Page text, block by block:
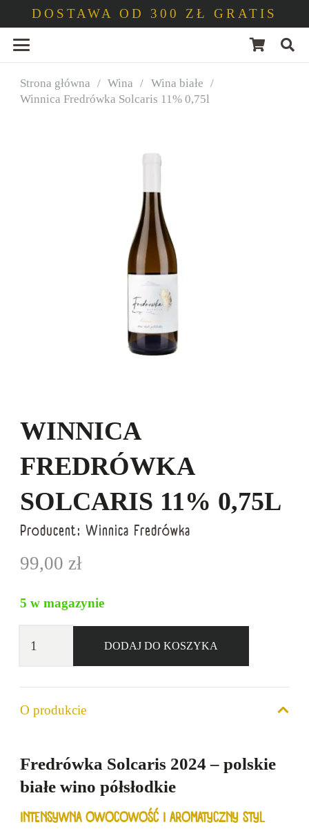
DOSTAWA OD 300 ZŁ GRATIS
Strona główna / Wina / Wina białe /
Winnica Fredrówka Solcaris 11% 0,75l
WINNICA
FREDRÓWKA
SOLCARIS 11% 0,75L
Producent:Winnica Fredrówka
99,00 zł
5 w magazynie
Winnica
11%
DODAJ DO KOSZYKA
O produkcie
Fredrówka Solcaris 2024 – polskie
białe wino półsłodkie
INTENSYWNA OWOCOWOŚĆ I AROMATYCZNY STYL